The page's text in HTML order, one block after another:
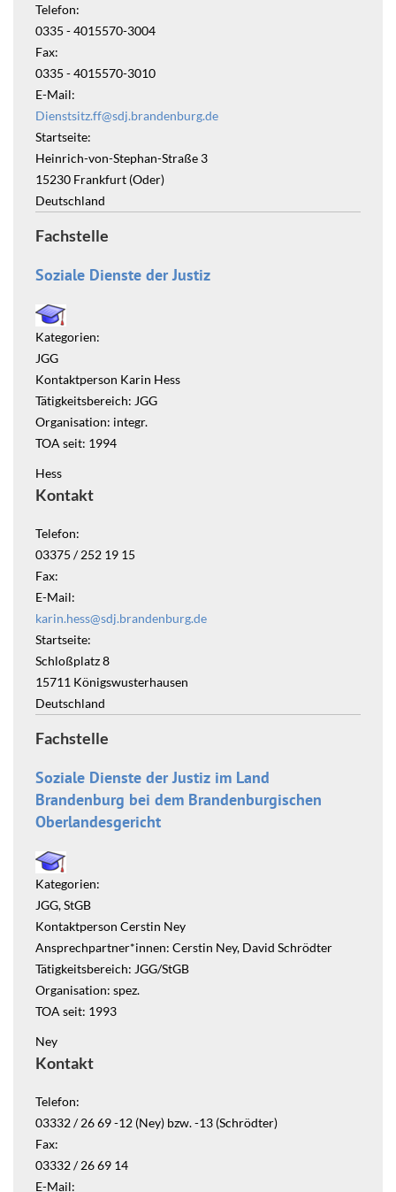
Telefon:
0335 - 4015570-3004
Fax:
0335 - 4015570-3010
E-Mail:
Dienstsitz.ff@sdj.brandenburg.de
Startseite:
Heinrich-von-Stephan-Straße 3
15230 Frankfurt (Oder)
Deutschland
Fachstelle
Soziale Dienste der Justiz
Kategorien:
JGG
Kontaktperson Karin Hess
Tätigkeitsbereich: JGG
Organisation: integr.
TOA seit: 1994
Hess
Kontakt
Telefon:
03375 / 252 19 15
Fax:
E-Mail:
karin.hess@sdj.brandenburg.de
Startseite:
Schloßplatz 8
15711 Königswusterhausen
Deutschland
Fachstelle
Soziale Dienste der Justiz im Land
Brandenburg bei dem Brandenburgischen
Oberlandesgericht
Kategorien:
JGG, StGB
Kontaktperson Cerstin Ney
Ansprechpartner*innen: Cerstin Ney, David Schrödter
Tätigkeitsbereich: JGG/StGB
Organisation: spez.
TOA seit: 1993
Ney
Kontakt
Telefon:
03332 / 26 69 -12 (Ney) bzw. -13 (Schrödter)
Fax:
03332 / 26 69 14
E-Mail: